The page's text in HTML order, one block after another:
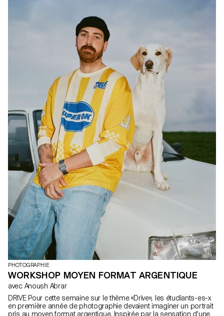
PHOTOGRAPHIE
WORKSHOP MOYEN FORMAT ARGENTIQUE
avec Anoush Abrar
DRIVE Pour cette semaine sur le thème «Drive», les étudiants-es-x
en première année de photographie devaient imaginer un portrait
pris au moyen format argentique. Inspirée par la sensation d'une